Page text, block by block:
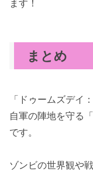
ます！
まとめ
「ドゥームズデイ
自軍の陣地を守る
です。
ゾンビの世界観や